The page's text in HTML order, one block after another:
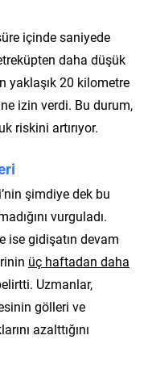
içinde saniyede
daha düşük
yaklaşık 20 kilometre
izin verdi. Bu durum,
riskini artırıyor.
şimdiye dek bu
vurguladı.
ise gidişatın devam
üç haftadan daha
Uzmanlar,
gölleri ve
azalttığını